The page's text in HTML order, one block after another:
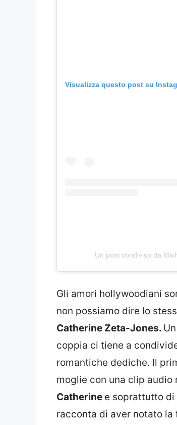
Visualizza questo post su
Un post condiviso da
Gli amori hollywoodiani
non possiamo dire lo
Catherine Zeta-Jones.
coppia ci tiene a
romantiche dediche. Il
moglie con una clip
Catherine e soprattutto di
racconta di aver notato